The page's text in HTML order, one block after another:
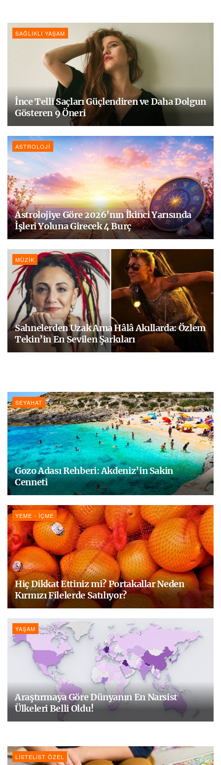
SAĞLIKLI YAŞAM
İnce Telli Saçları Güçlendiren ve Daha Dolgun
Gösteren 9 Öneri
ASTROLOJI
Astrolojiye Göre 2026’nın İkinci Yarısında
İşleri Yoluna Girecek 4 Burç
MÜZIK
Sahnelerden Uzak Ama Hâlâ Akıllarda: Özlem
Tekin’in En Sevilen Şarkıları
SEYAHAT
Gozo Adası Rehberi: Akdeniz’in Sakin
Cenneti
YEME - İÇME
Hiç Dikkat Ettiniz mi? Portakallar Neden
Kırmızı Filelerde Satılıyor?
YAŞAM
Araştırmaya Göre Dünyanın En Narsist
Ülkeleri Belli Oldu!
LISTELIST ÖZEL